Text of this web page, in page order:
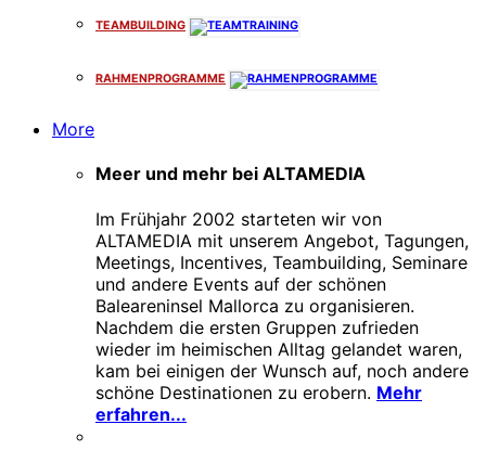
TEAMBUILDING
RAHMENPROGRAMME
More
Meer und mehr bei ALTAMEDIA
Im Frühjahr 2002 starteten wir von
ALTAMEDIA mit unserem Angebot, Tagungen,
Meetings, Incentives, Teambuilding, Seminare
und andere Events auf der schönen
Baleareninsel Mallorca zu organisieren.
Nachdem die ersten Gruppen zufrieden
wieder im heimischen Alltag gelandet waren,
kam bei einigen der Wunsch auf, noch andere
schöne Destinationen zu erobern. Mehr
erfahren...